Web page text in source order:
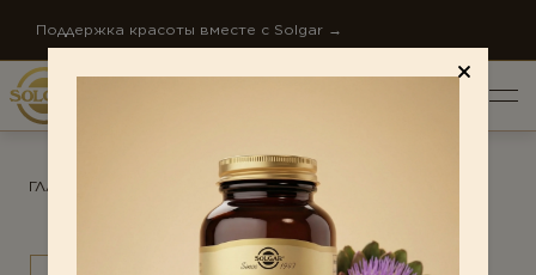
Поддержка красоты вместе с Solgar →
ПО НАПРАВЛЕНИЯМ
ГЛАВНАЯ ПРАВИЛЬНОЕ ПИЩЕВАРЕНИЕ
ОБЩИЙ РЕЙТИНГ *